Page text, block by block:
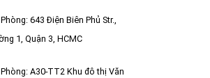
643 Điện Biên Phủ Str.,
1, Quận 3, HCMC
A30-TT2 Khu đô thị Văn